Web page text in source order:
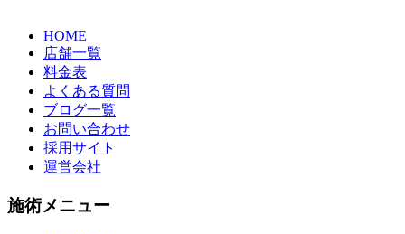
HOME
店舗一覧
料金表
よくある質問
ブログ一覧
お問い合わせ
採用サイト
運営会社
施術メニュー